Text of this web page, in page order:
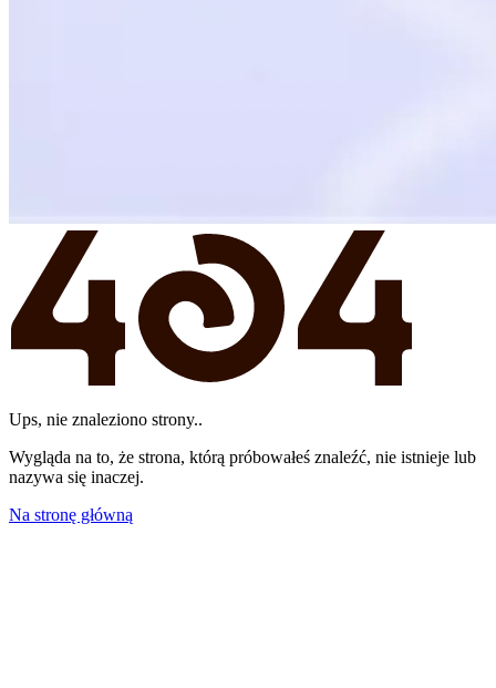
Ups, nie znaleziono strony..
Wygląda na to, że strona, którą próbowałeś znaleźć, nie istnieje lub
nazywa się inaczej.
Na stronę główną